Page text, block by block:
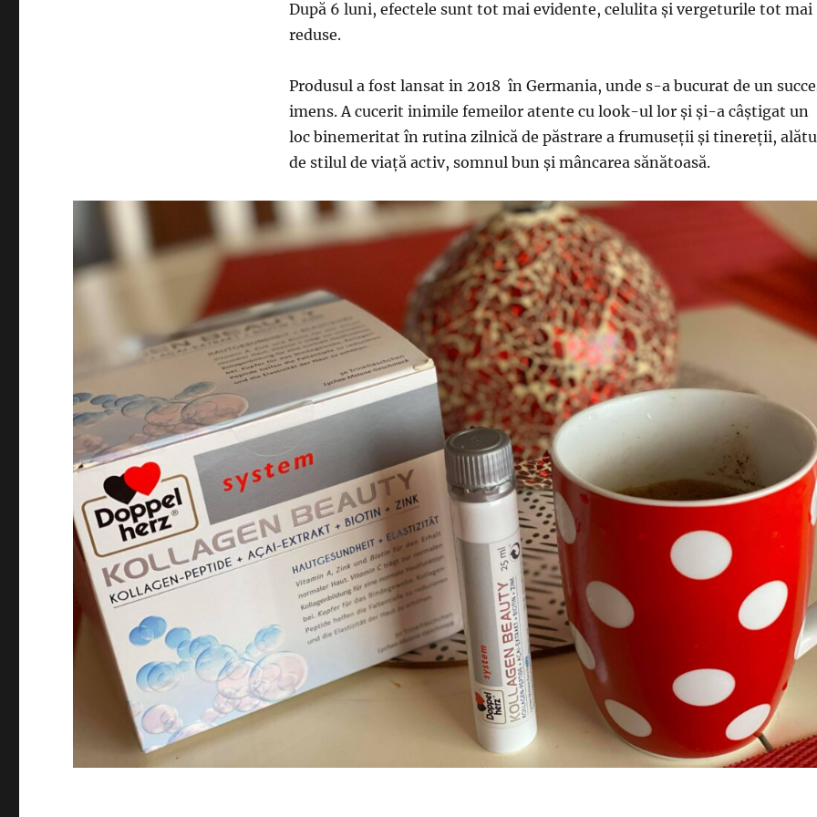
După 6 luni, efectele sunt tot mai evidente, celulita și vergeturile tot mai
reduse.
Produsul a fost lansat in 2018 în Germania, unde s-a bucurat de un
imens. A cucerit inimile femeilor atente cu look-ul lor și și-a câștigat un
loc binemeritat în rutina zilnică de păstrare a frumuseții și tinereții,
de stilul de viață activ, somnul bun și mâncarea sănătoasă.